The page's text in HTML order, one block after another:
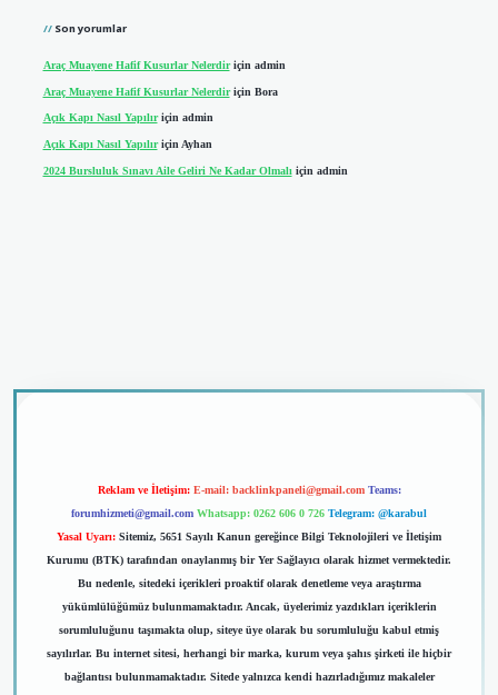
Son yorumlar
Araç Muayene Hafif Kusurlar Nelerdiriçin admin
Araç Muayene Hafif Kusurlar Nelerdiriçin Bora
Açık Kapı Nasıl Yapılıriçin admin
Açık Kapı Nasıl Yapılıriçin Ayhan
2024 Bursluluk Sınavı Aile Geliri Ne Kadar Olmalıiçin admin
Reklam ve İletişim: E-mail: backlinkpaneli@gmail.com Teams:
forumhizmeti@gmail.com Whatsapp: 0262 606 0 726 Telegram: @karabul
Yasal Uyarı: Sitemiz, 5651 Sayılı Kanun gereğince Bilgi Teknolojileri ve İletişim
Kurumu (BTK) tarafından onaylanmış bir Yer Sağlayıcı olarak hizmet vermektedir.
Bu nedenle, sitedeki içerikleri proaktif olarak denetleme veya araştırma
yükümlülüğümüz bulunmamaktadır. Ancak, üyelerimiz yazdıkları içeriklerin
sorumluluğunu taşımakta olup, siteye üye olarak bu sorumluluğu kabul etmiş
sayılırlar. Bu internet sitesi, herhangi bir marka, kurum veya şahıs şirketi ile hiçbir
bağlantısı bulunmamaktadır. Sitede yalnızca kendi hazırladığımız makaleler